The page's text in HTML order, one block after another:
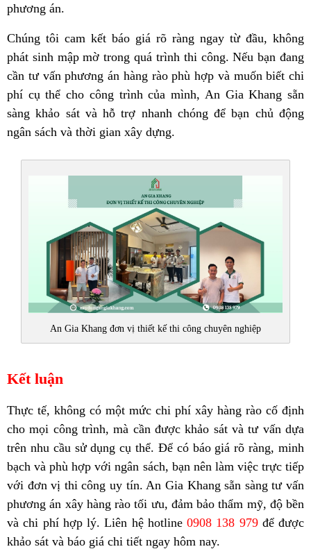
phương án.
Chúng tôi cam kết báo giá rõ ràng ngay từ đầu, không
phát sinh mập mờ trong quá trình thi công. Nếu bạn đang
cần tư vấn phương án hàng rào phù hợp và muốn biết chi
phí cụ thể cho công trình của mình, An Gia Khang sẵn
sàng khảo sát và hỗ trợ nhanh chóng để bạn chủ động
ngân sách và thời gian xây dựng.
An Gia Khang đơn vị thiết kế thi công chuyên nghiệp
Kết luận
Thực tế, không có một mức chi phí xây hàng rào cố định
cho mọi công trình, mà cần được khảo sát và tư vấn dựa
trên nhu cầu sử dụng cụ thể. Để có báo giá rõ ràng, minh
bạch và phù hợp với ngân sách, bạn nên làm việc trực tiếp
với đơn vị thi công uy tín. An Gia Khang sẵn sàng tư vấn
phương án xây hàng rào tối ưu, đảm bảo thẩm mỹ, độ bền
và chi phí hợp lý. Liên hệ hotline 0908 138 979để được
khảo sát và báo giá chi tiết ngay hôm nay.